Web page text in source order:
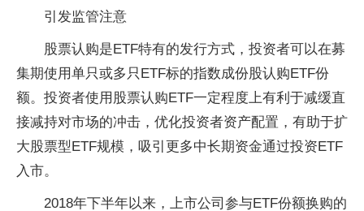
引发监管注意
股票认购是ETF特有的发行方式，投资者可以在募
集期使用单只或多只ETF标的指数成份股认购ETF份
额。投资者使用股票认购ETF一定程度上有利于减缓直
接减持对市场的冲击，优化投资者资产配置，有助于扩
大股票型ETF规模，吸引更多中长期资金通过投资ETF
入市。
2018年下半年以来，上市公司参与ETF份额换购的